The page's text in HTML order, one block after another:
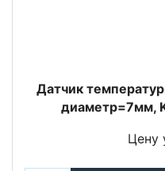
Датчик
диаметр=7мм,
Цену